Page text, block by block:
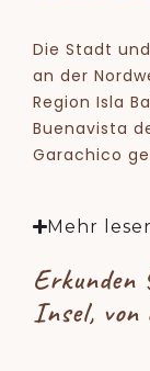
Die Stadt
an der
Region Isla
Buenavista
Garachico
Mehr
Erkunden
Insel, von